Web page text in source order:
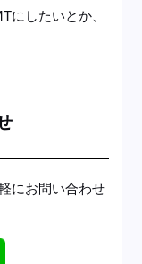
にしたいとか、
にお問い合わせ